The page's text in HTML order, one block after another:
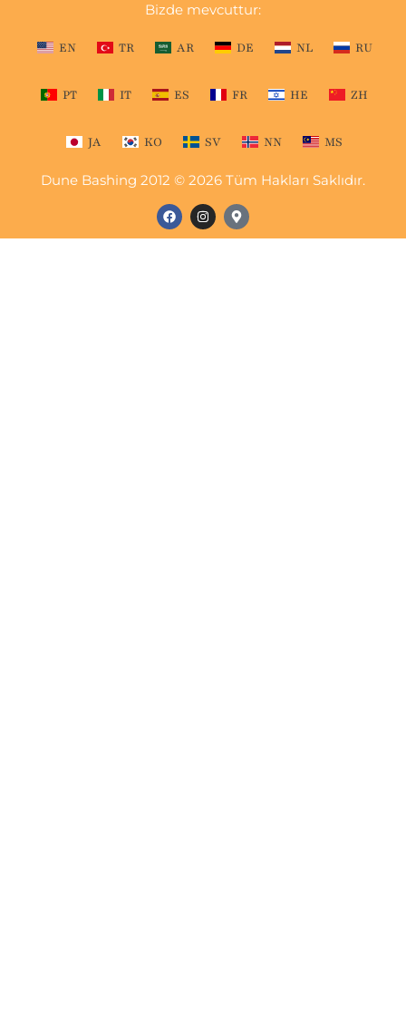
Bizde mevcuttur:
EN TR AR DE NL RU
PT IT ES FR HE ZH
JA KO SV NN MS
Dune Bashing 2012 © 2026 Tüm Hakları Saklıdır.